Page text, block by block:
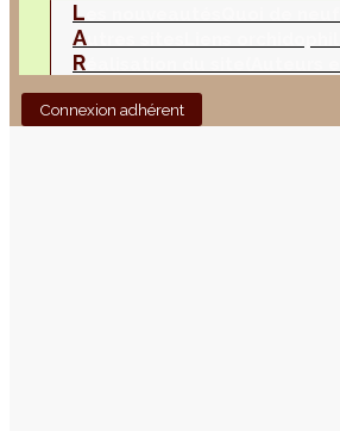
L
A
R
Connexion adhérent